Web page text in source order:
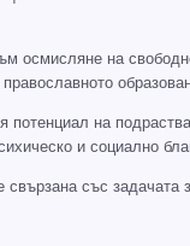
осмисляне на
православното
потенциал на
и социално
със задачата